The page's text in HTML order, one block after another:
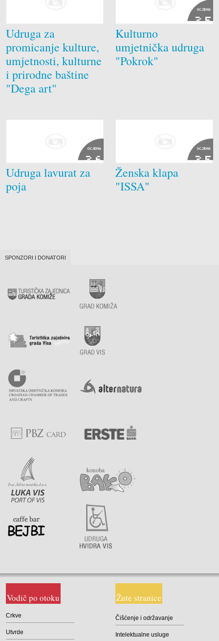
Udruga za
promicanje kulture,
umjetnosti, kulturne
i prirodne baštine
"Dega art"
OCJENA
2.5
Kulturno
umjetnička udruga
"Pokrok"
OCJENA
2.6
Udruga lavurat za
poja
OCJENA
2.5
Ženska klapa
"ISSA"
SPONZORI I DONATORI
Vodič po otoku
Crkve
Utvrde
Žute stranice
Čišćenje i održavanje
Intelektualne usluge